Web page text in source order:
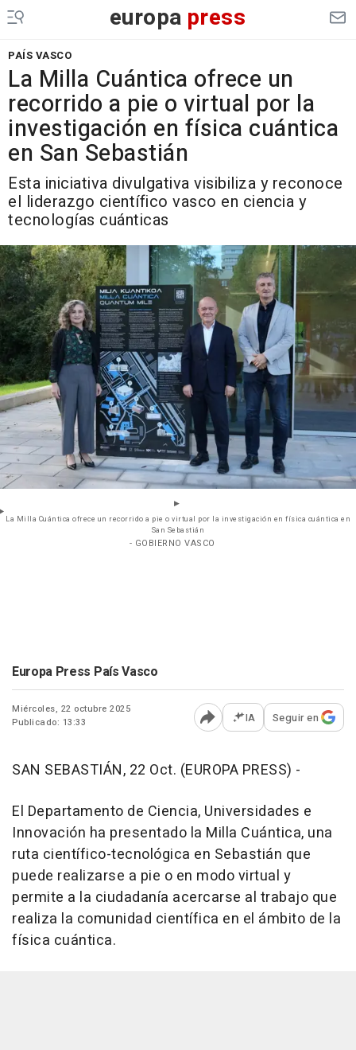
europa press
PAÍS VASCO
La Milla Cuántica ofrece un
recorrido a pie o virtual por la
investigación en física cuántica
en San Sebastián
Esta iniciativa divulgativa visibiliza y reconoce
el liderazgo científico vasco en ciencia y
tecnologías cuánticas
La Milla Cuántica ofrece un recorrido a pie o virtual por la investigación en física cuántica en
San Sebastián
- GOBIERNO VASCO
Europa Press País Vasco
Miércoles, 22 octubre 2025
Publicado: 13:33
Abrir opciones para
IA Seguir en
SAN SEBASTIÁN, 22 Oct. (EUROPA PRESS) -
El Departamento de Ciencia, Universidades e
Innovación ha presentado la Milla Cuántica, una
ruta científico-tecnológica en Sebastián que
puede realizarse a pie o en modo virtual y
permite a la ciudadanía acercarse al trabajo que
realiza la comunidad científica en el ámbito de la
física cuántica.